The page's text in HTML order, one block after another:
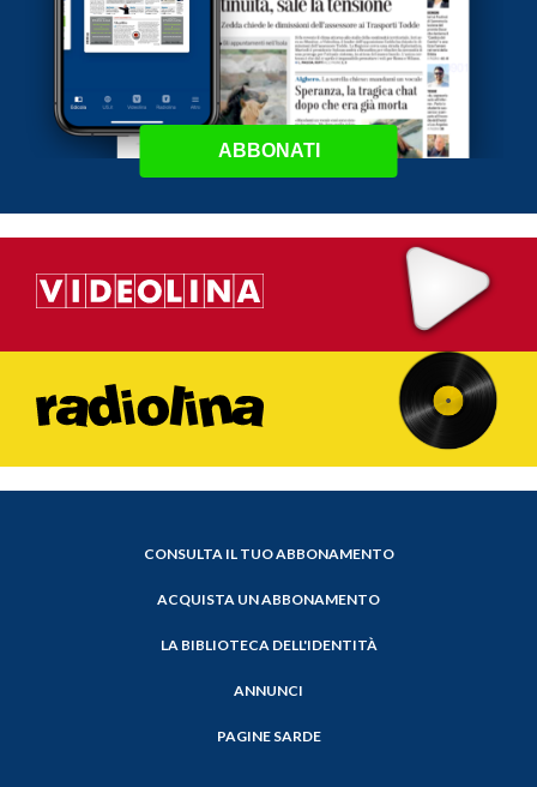
ABBONATI
CONSULTA IL TUO ABBONAMENTO
ACQUISTA UN ABBONAMENTO
LA BIBLIOTECA DELL'IDENTITÀ
ANNUNCI
PAGINE SARDE